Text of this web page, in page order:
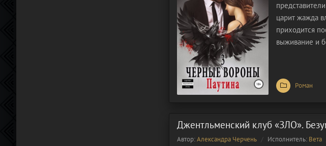
царит жажда
приходится
выживание и
Роман
Джентльменский клуб «ЗЛО».
Автор:Александра Черчень Исполнитель: Вета